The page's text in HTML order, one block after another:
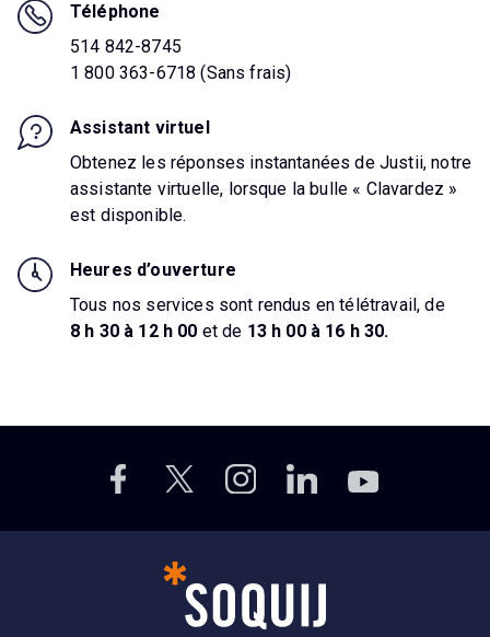
Téléphone
514 842-8745
1 800 363-6718 (Sans frais)
Assistant virtuel
Obtenez les réponses instantanées de Justii, notre
assistante virtuelle, lorsque la bulle « Clavardez »
est disponible.
Heures d’ouverture
Tous nos services sont rendus en télétravail, de
8 h 30 à 12 h 00 et de 13 h 00 à 16 h 30.